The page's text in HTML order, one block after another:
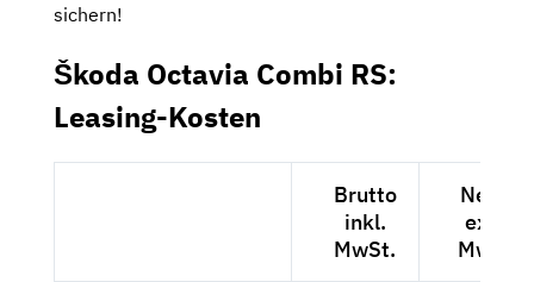
sichern!
Škoda Octavia Combi RS:
Leasing-Kosten
Brutto
inkl.
MwSt.
Netto
exkl.
MwSt.